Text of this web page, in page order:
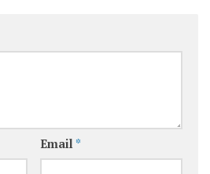
Email *